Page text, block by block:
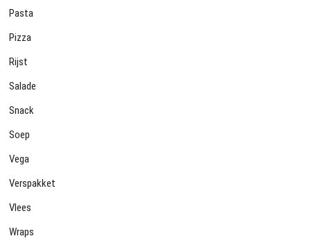
Pasta
Pizza
Rijst
Salade
Snack
Soep
Vega
Verspakket
Vlees
Wraps